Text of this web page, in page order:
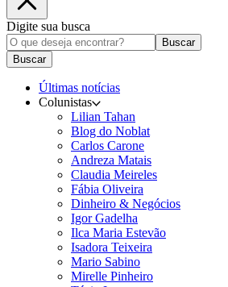
Digite sua busca
Buscar
Buscar
Últimas notícias
Colunistas
Lilian Tahan
Blog do Noblat
Carlos Carone
Andreza Matais
Claudia Meireles
Fábia Oliveira
Dinheiro & Negócios
Igor Gadelha
Ilca Maria Estevão
Isadora Teixeira
Mario Sabino
Mirelle Pinheiro